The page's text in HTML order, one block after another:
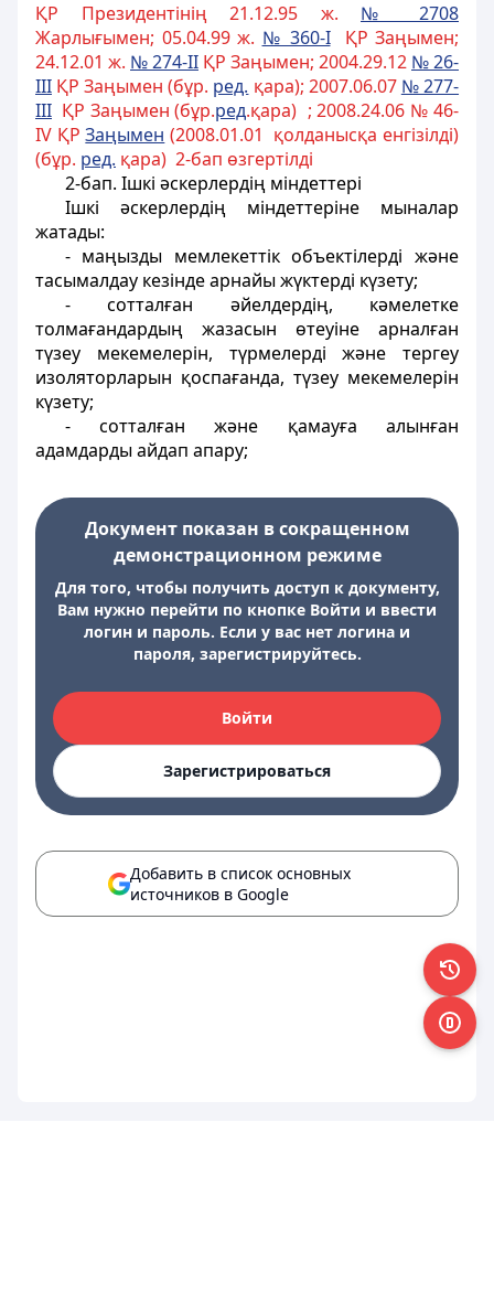
ҚР Президентінің 21.12.95 ж. № 2708
Жарлығымен; 05.04.99 ж. № 360-IҚР Заңымен;
24.12.01 ж. № 274-II ҚР Заңымен; 2004.29.12 № 26-
III ҚР Заңымен (бұр. ред. қара); 2007.06.07 № 277-
III ҚР Заңымен (бұр.ред.қара) ; 2008.24.06 № 46-
IV ҚРЗаңымен (2008.01.01 қолданысқа енгізілді)
(бұр. ред. қара) 2-бап өзгертілді
2-бап. Iшкi әскерлердiң мiндеттерi
Iшкi әскерлердiң мiндеттерiне мыналар
жатады:
- маңызды мемлекеттік объектiлердi және
тасымалдау кезiнде арнайы жүктердi күзету;
- сотталған әйелдердің, кәмелетке
толмағандардың жазасын өтеуіне арналған
түзеу мекемелерін, түрмелерді және тергеу
изоляторларын қоспағанда, түзеу мекемелерін
күзету;
- сотталған және қамауға алынған
адамдарды айдап апару;
Документ показан в сокращенном
демонстрационном режиме
Для того, чтобы получить доступ к документу,
Вам нужно перейти по кнопке Войти и ввести
логин и пароль. Если у вас нет логина и
пароля, зарегистрируйтесь.
Войти
Зарегистрироваться
Добавить в список основных
источников в Google